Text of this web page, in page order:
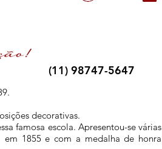
(11) 98747-5647
decorativas.
famosa escola. Apresentou-se várias
em 1855e com a medalha de honra